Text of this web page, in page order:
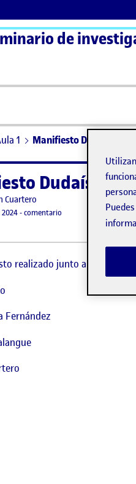
Ágora de
1 Manifiesto Dudaístas
Dudaístas
Cuartero
publicación
2024-comentario en Manifiesto
realizado junto a mi grupo:
Fernández